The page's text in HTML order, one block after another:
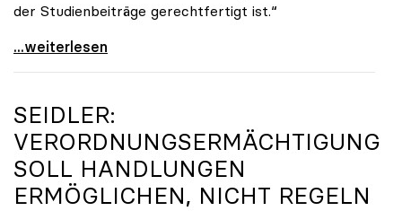
der Studienbeiträge gerechtfertigt ist.“
Seidler: „Erlass der Studienbeiträge derzeit nicht
...weiterlesen
SEIDLER:
VERORDNUNGSERMÄCHTIGUNG
SOLL HANDLUNGEN
ERMÖGLICHEN, NICHT REGELN